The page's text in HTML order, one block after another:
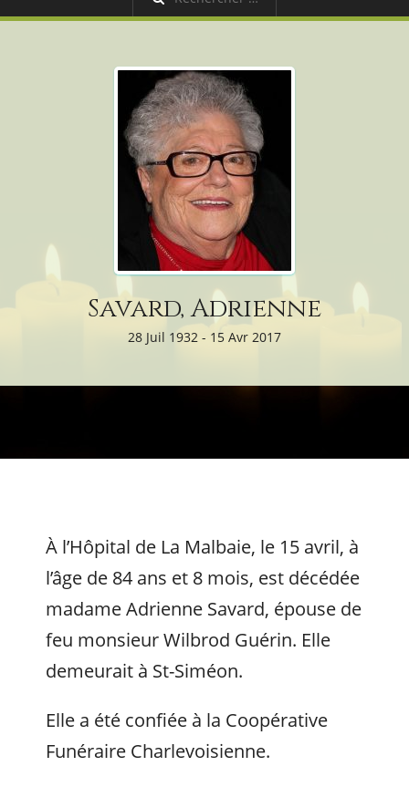
Savard, Adrienne
28 Juil 1932 - 15 Avr 2017
À l’Hôpital de La Malbaie, le 15 avril, à
l’âge de 84 ans et 8 mois, est décédée
madame Adrienne Savard, épouse de
feu monsieur Wilbrod Guérin. Elle
demeurait à St-Siméon.
Elle a été confiée à la Coopérative
Funéraire Charlevoisienne.